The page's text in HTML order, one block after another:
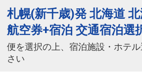
札幌(新千歳)発 北海道
航空券+宿泊 交通宿泊選
便を選択の上、宿泊施設・ホテ
さい